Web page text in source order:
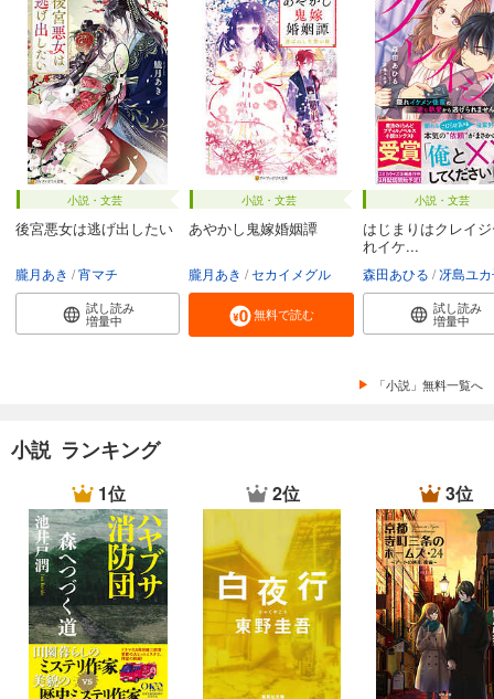
小説・文芸
後宮悪女は逃げ出したい
朧月あき 宵マチ
試し読み
増量中
小説・文芸
あやかし鬼嫁婚姻譚
朧月あき セカイメグル
無料で読む
小説・文芸
はじまりはクレイ
れイケ...
森田あひる 冴島ユ
試し読み
増量中
「小説」無料一覧へ
小説 ランキング
1位 2位 3位